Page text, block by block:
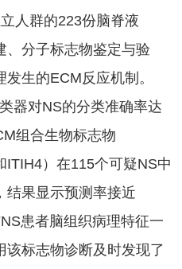
人群的223份脑脊液
、分子标志物鉴定与验
生的ECM反应机制。
器对NS的分类准确率达
组合生物标志物
ITIH4）在115个可疑NS中
结果显示预测率接近
患者脑组织病理特征一
该标志物诊断及时发现了